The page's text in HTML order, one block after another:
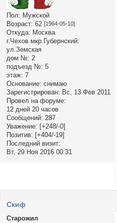
Пол: Мужской
Возраст: 62 [1964-05-10]
Откуда: Москва
г.Чехов мкр.Губернский:
ул.Земская
дом №: 2
подъезд №: 5
этаж: 7
Основание: снимаю
Зарегистрирован: Вс, 13 Фев 2011
Провел на форуме:
12 дней 20 часов
Сообщений: 287
Уважение: [+248/-0]
Позитив: [+404/-19]
Последний визит:
Вт, 29 Ноя 2016 00:31
Cкиф
Старожил